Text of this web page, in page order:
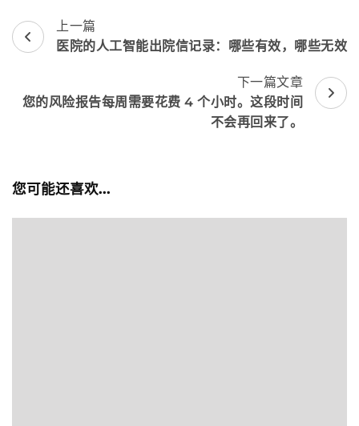
邮
政
导
上一篇
医院的人工智能出院信记录：哪些有效，哪些无效
下一篇文章
您的风险报告每周需要花费 4 个小时。这段时间
不会再回来了。
您可能还喜欢...